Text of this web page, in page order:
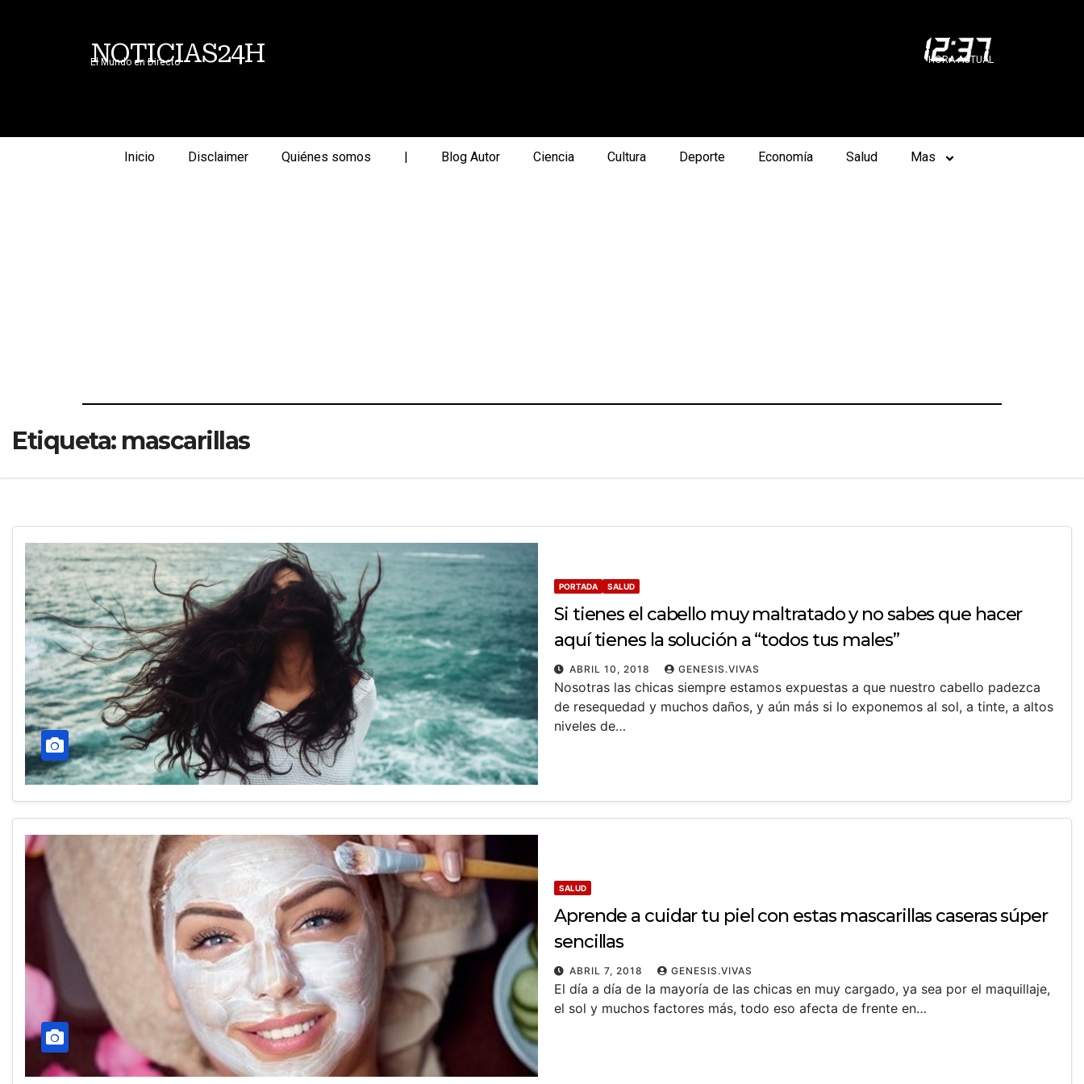
NOTICIAS24H
El Mundo en Directo 12:37
HORA ACTUAL
Inicio Disclaimer Quiénes somos | Blog Autor Ciencia Cultura Deporte Economía Salud Mas
Etiqueta: mascarillas
PORTADA SALUD
Si tienes el cabello muy maltratado y no sabes que hacer
aquí tienes la solución a “todos tus males”
ABRIL 10, 2018 GENESIS.VIVAS
Nosotras las chicas siempre estamos expuestas a que nuestro cabello padezca
de resequedad y muchos daños, y aún más si lo exponemos al sol, a tinte, a altos
niveles de…
SALUD
Aprende a cuidar tu piel con estas mascarillas caseras súper
sencillas
ABRIL 7, 2018 GENESIS.VIVAS
El día a día de la mayoría de las chicas en muy cargado, ya sea por el maquillaje,
el sol y muchos factores más, todo eso afecta de frente en…